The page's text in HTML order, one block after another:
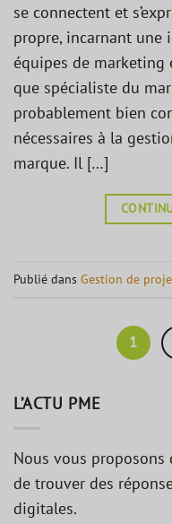
se connectent et
propre, incarnant une
équipes de marketing
que spécialiste du
probablement bien
nécessaires à la
marque. Il […]
Publié dans Gestion de
1
L’ACTU PME
Nous vous proposons
de trouver des
digitales.